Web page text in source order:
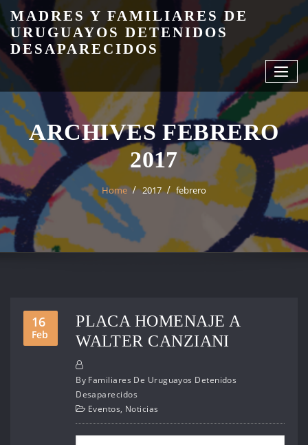
Skip
to
content
MADRES Y FAMILIARES DE
URUGUAYOS DETENIDOS
DESAPARECIDOS
ARCHIVES FEBRERO
2017
Home 2017 febrero
16
Feb
PLACA HOMENAJE A
WALTER CANZIANI
By Familiares De Uruguayos Detenidos
Desaparecidos
Eventos, Noticias